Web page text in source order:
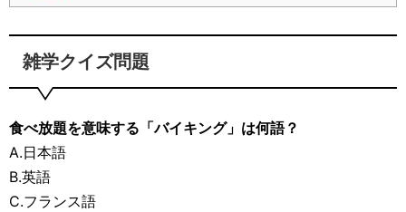
雑学クイズ問題
食べ放題を意味する「バイキング」は何語？
A.日本語
B.英語
C.フランス語